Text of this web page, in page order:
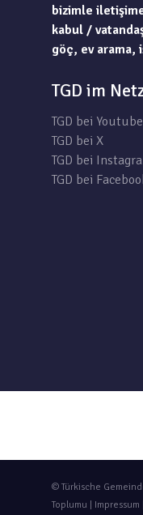
bizimle
kabul /
göç, ev arama,
TGD im
TGD bei Youtube
TGD bei X
TGD bei
TGD bei
© Türkische
Toplumu | Impressum